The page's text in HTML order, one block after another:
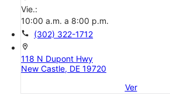
Vie.:
10:00 a.m. a 8:00 p.m.
call (302) 322-1712
location_on
118 N Dupont Hwy
New Castle, DE 19720
Ver